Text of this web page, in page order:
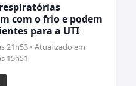
com o frio e podem
para a UTI
21h53 • Atualizado em
15h51